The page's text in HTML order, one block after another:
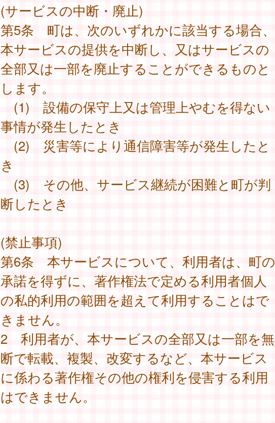
(サービスの中断・廃止)
第5条 町は、次のいずれかに該当する場合、
本サービスの提供を中断し、又はサービスの
全部又は一部を廃止することができるものと
します。
(1) 設備の保守上又は管理上やむを得ない
事情が発生したとき
(2) 災害等により通信障害等が発生したと
き
(3) その他、サービス継続が困難と町が判
断したとき
(禁止事項)
第6条 本サービスについて、利用者は、町の
承諾を得ずに、著作権法で定める利用者個人
の私的利用の範囲を超えて利用することはで
きません。
2 利用者が、本サービスの全部又は一部を無
断で転載、複製、改変するなど、本サービス
に係わる著作権その他の権利を侵害する利用
はできません。